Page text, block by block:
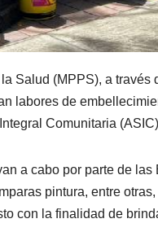
Salud (MPPS), a través
labores de
Comunitaria
a cabo por parte de
pintura, entre
con la finalidad de